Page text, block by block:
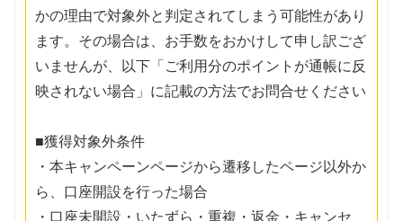
かの理由で対象外と判定されてしまう可能性があり
ます。その場合は、お手数をおかけして申し訳ござ
いませんが、以下「ご利用分のポイントが通帳に反
映されない場合」に記載の方法でお問合せください
■獲得対象外条件
・本キャンペーンページから遷移したページ以外か
ら、口座開設を行った場合
・口座未開設・いたずら・重複・返金・キャンセ